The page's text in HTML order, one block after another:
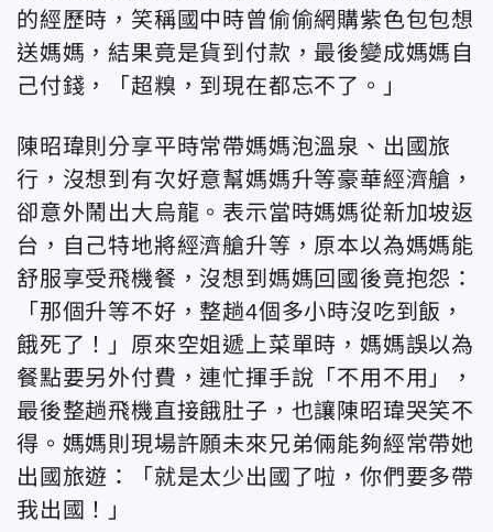
的經歷時，笑稱國中時曾偷偷網購紫色包包想
送媽媽，結果竟是貨到付款，最後變成媽媽自
己付錢，「超糗，到現在都忘不了。」
陳昭瑋則分享平時常帶媽媽泡溫泉、出國旅
行，沒想到有次好意幫媽媽升等豪華經濟艙，
卻意外鬧出大烏龍。表示當時媽媽從新加坡返
台，自己特地將經濟艙升等，原本以為媽媽能
舒服享受飛機餐，沒想到媽媽回國後竟抱怨：
「那個升等不好，整趟4個多小時沒吃到飯，
餓死了！」原來空姐遞上菜單時，媽媽誤以為
餐點要另外付費，連忙揮手說「不用不用」，
最後整趟飛機直接餓肚子，也讓陳昭瑋哭笑不
得。媽媽則現場許願未來兄弟倆能夠經常帶她
出國旅遊：「就是太少出國了啦，你們要多帶
我出國！」